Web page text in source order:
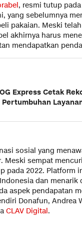
, resmi tutup
yang sebelumnya
pakaian. Meski
akhirnya harus
mendapatkan
Express Cetak
sosial yang
Meski sempat
pada 2022. Platform
dan menarik
aspek pendapatan
Donafun,
CLAV Digital.